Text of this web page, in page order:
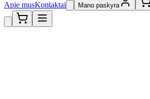
Apie musKontaktai Mano paskyra